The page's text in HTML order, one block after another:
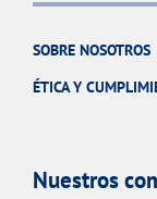
SOBRE NOSOTROS
ÉTICA Y
Nuestros